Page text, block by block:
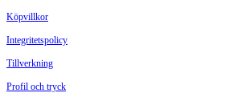
Köpvillkor
Integritetspolicy
Tillverkning
Profil och tryck